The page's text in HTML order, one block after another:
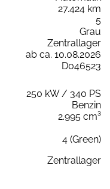
27.424 km
5
Grau
Zentrallager
ab ca. 10.08.2026
D046523
250 kW / 340 PS
Benzin
2.995 cm³
4 (Green)
Zentrallager